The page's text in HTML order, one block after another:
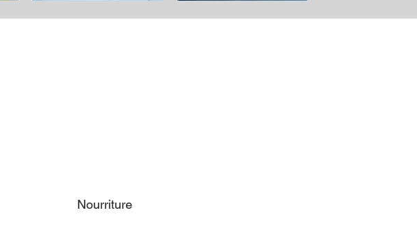
Nourriture